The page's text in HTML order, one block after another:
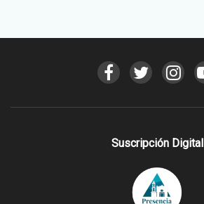
Suscripción Digital